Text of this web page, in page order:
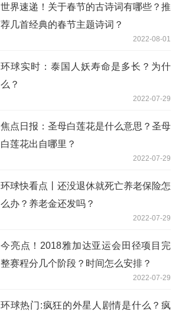
世界速递！关于春节的古诗词有哪些？推
荐几首经典的春节主题诗词？
2022-08-01
环球实时：泰国人妖寿命是多长？为什
么？
2022-07-29
焦点日报：圣母白莲花是什么意思？圣母
白莲花出自哪里？
2022-07-29
环球快看点丨还没退休就死亡养老保险怎
么办？养老金还发吗？
2022-07-29
今亮点！2018雅加达亚运会田径项目完
整赛程分几个阶段？时间怎么安排？
2022-07-29
环球热门:疯狂的外星人剧情是什么？疯